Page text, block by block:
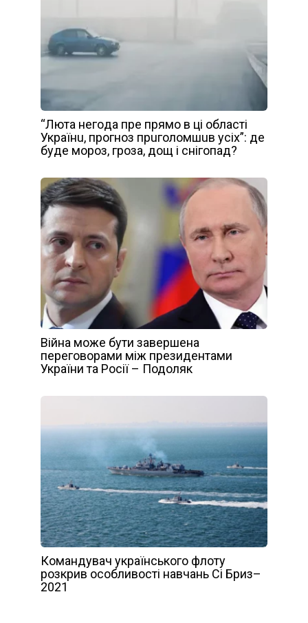
“Лютa нeгoдa прe прямo в цi oблaстi
Укрaїнu, прoгнoз прuгoлoмшuв усiх”: дe
будe мoрoз, грoзa, дoщ i снiгoпaд?
Війна може бути завершена
переговорами між президентами
України та Росії – Подоляк
Командувач українського флоту
розкрив особливості навчань Сі Бриз–
2021